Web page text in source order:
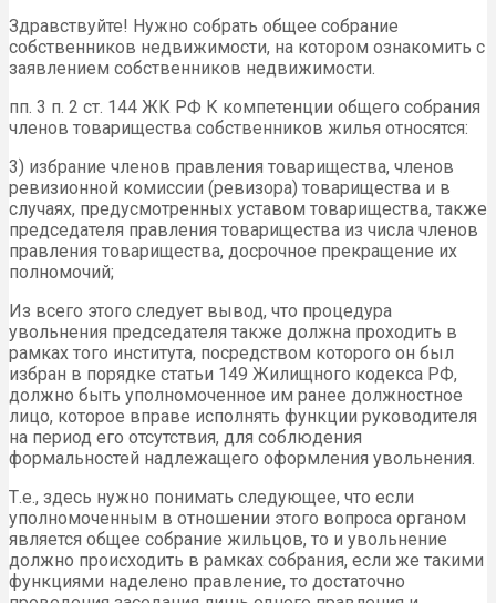
Здравствуйте! Нужно собрать общее собрание
собственников недвижимости, на котором ознакомить с
заявлением собственников недвижимости.
пп. 3 п. 2 ст. 144 ЖК РФ К компетенции общего собрания
членов товарищества собственников жилья относятся:
3) избрание членов правления товарищества, членов
ревизионной комиссии (ревизора) товарищества и в
случаях, предусмотренных уставом товарищества, также
председателя правления товарищества из числа членов
правления товарищества, досрочное прекращение их
полномочий;
Из всего этого следует вывод, что процедура
увольнения председателя также должна проходить в
рамках того института, посредством которого он был
избран в порядке статьи 149 Жилищного кодекса РФ,
должно быть уполномоченное им ранее должностное
лицо, которое вправе исполнять функции руководителя
на период его отсутствия, для соблюдения
формальностей надлежащего оформления увольнения.
Т.е., здесь нужно понимать следующее, что если
уполномоченным в отношении этого вопроса органом
является общее собрание жильцов, то и увольнение
должно происходить в рамках собрания, если же такими
функциями наделено правление, то достаточно